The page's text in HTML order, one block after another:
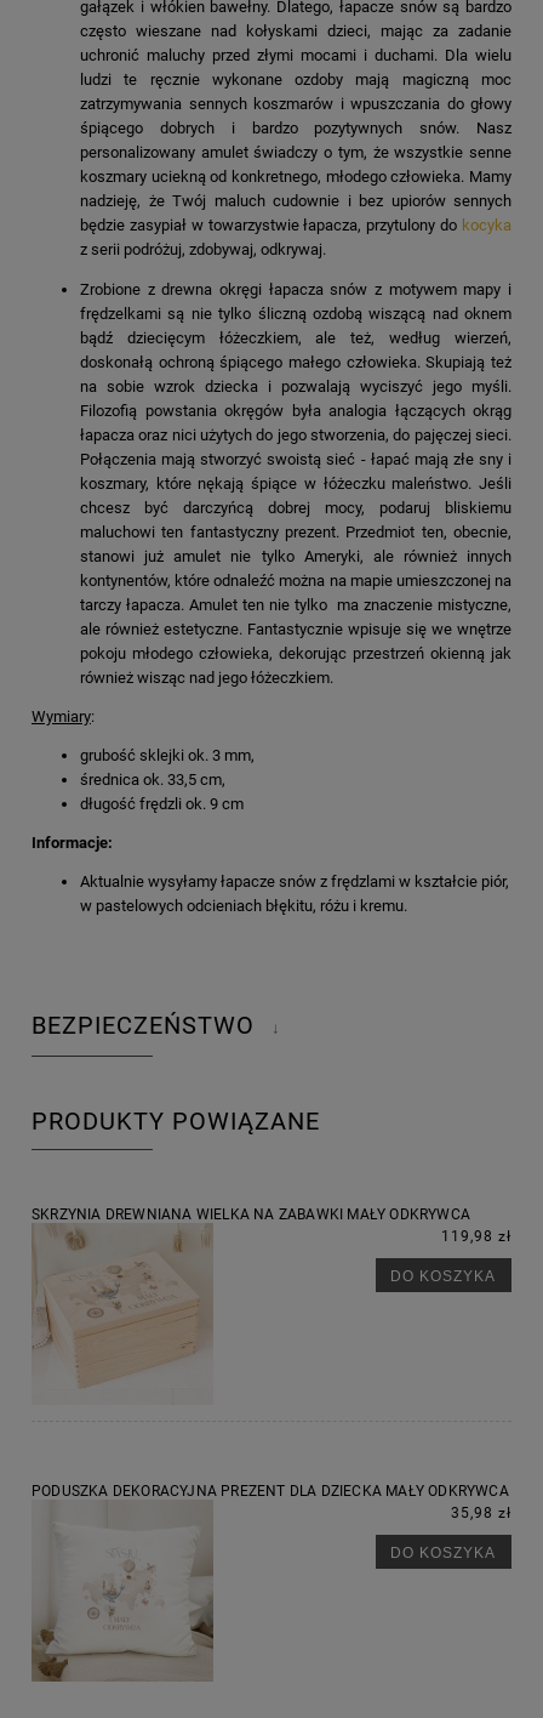
gałązek i włókien bawełny. Dlatego, łapacze snów są bardzo
często wieszane nad kołyskami dzieci, mając za zadanie
uchronić maluchy przed złymi mocami i duchami. Dla wielu
ludzi te ręcznie wykonane ozdoby mają magiczną moc
zatrzymywania sennych koszmarów i wpuszczania do głowy
śpiącego dobrych i bardzo pozytywnych snów. Nasz
personalizowany amulet świadczy o tym, że wszystkie senne
koszmary uciekną od konkretnego, młodego człowieka. Mamy
nadzieję, że Twój maluch cudownie i bez upiorów sennych
będzie zasypiał w towarzystwie łapacza, przytulony do kocyka
z serii podróżuj, zdobywaj, odkrywaj.
Zrobione z drewna okręgi łapacza snów z motywem mapy i
frędzelkami są nie tylko śliczną ozdobą wiszącą nad oknem
bądź dziecięcym łóżeczkiem, ale też, według wierzeń,
doskonałą ochroną śpiącego małego człowieka. Skupiają też
na sobie wzrok dziecka i pozwalają wyciszyć jego myśli.
Filozofią powstania okręgów była analogia łączących okrąg
łapacza oraz nici użytych do jego stworzenia, do pajęczej sieci.
Połączenia mają stworzyć swoistą sieć - łapać mają złe sny i
koszmary, które nękają śpiące w łóżeczku maleństwo. Jeśli
chcesz być darczyńcą dobrej mocy, podaruj bliskiemu
maluchowi ten fantastyczny prezent. Przedmiot ten, obecnie,
stanowi już amulet nie tylko Ameryki, ale również innych
kontynentów, które odnaleźć można na mapie umieszczonej na
tarczy łapacza. Amulet ten nie tylko ma znaczenie mistyczne,
ale również estetyczne. Fantastycznie wpisuje się we wnętrze
pokoju młodego człowieka, dekorując przestrzeń okienną jak
również wisząc nad jego łóżeczkiem.
Wymiary:
grubość sklejki ok. 3 mm,
średnica ok. 33,5 cm,
długość frędzli ok. 9 cm
Informacje:
Aktualnie wysyłamy łapacze snów z frędzlami w kształcie piór,
w pastelowych odcieniach błękitu, różu i kremu.
BEZPIECZEŃSTWO ↓
PRODUKTY POWIĄZANE
SKRZYNIA DREWNIANA WIELKA NA ZABAWKI MAŁY ODKRYWCA
119,98 zł
DO KOSZYKA
PODUSZKA DEKORACYJNA PREZENT DLA DZIECKA MAŁY ODKRYWCA
35,98 zł
DO KOSZYKA